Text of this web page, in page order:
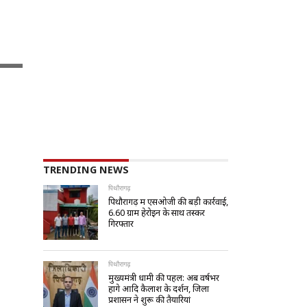
TRENDING NEWS
पिथौरागढ़
पिथौरागढ़ में एसओजी की बड़ी कार्रवाई,
6.60 ग्राम हेरोइन के साथ तस्कर
गिरफ्तार
पिथौरागढ़
मुख्यमंत्री धामी की पहल: अब वर्षभर
होंगे आदि कैलाश के दर्शन, जिला
प्रशासन ने शुरू की तैयारियां